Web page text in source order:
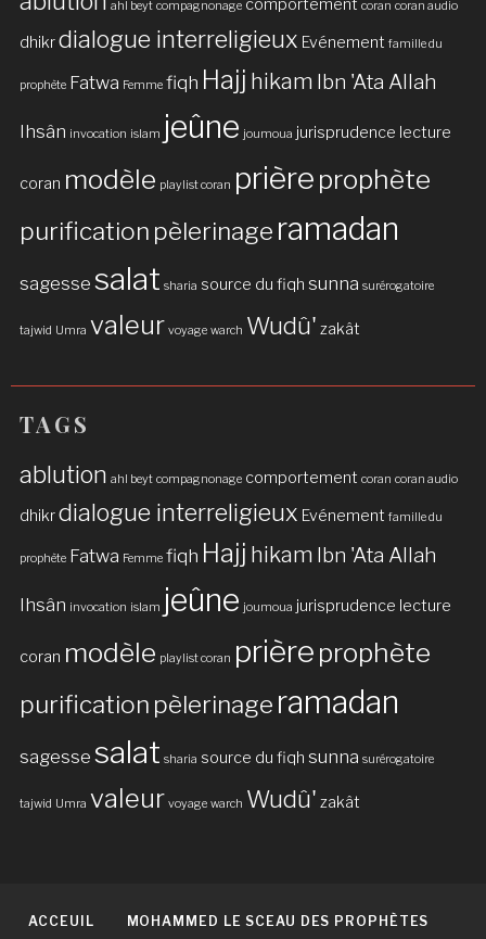
ahl beyt compagnonage comportement coran coran audio
dhikrdialogue interreligieux Evénement famille du
prophète Fatwa Femme fiqh Hajj hikam Ibn 'Ata Allah
Ihsân invocation islam jeûne joumoua jurisprudence lecture
coran modèle playlist coran prière prophète
purification pèlerinage ramadan
sagesse salat sharia source du fiqh sunna surérogatoire
tajwid Umra valeur voyage warch Wudû' zakât
TAGS
ablution ahl beyt compagnonage comportement coran coran audio
dhikrdialogue interreligieux Evénement famille du
prophète Fatwa Femme fiqh Hajj hikam Ibn 'Ata Allah
Ihsân invocation islam jeûne joumoua jurisprudence lecture
coran modèle playlist coran prière prophète
purification pèlerinage ramadan
sagesse salat sharia source du fiqh sunna surérogatoire
tajwid Umra valeur voyage warch Wudû' zakât
ACCEUIL MOHAMMED LE SCEAU DES PROPHÈTES